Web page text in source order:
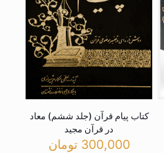
کتاب پیام قرآن (جلد ششم) معاد
در قرآن مجید
300,000 تومان